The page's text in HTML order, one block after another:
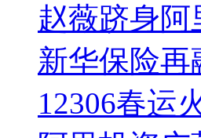
赵薇跻身
新华保险
12306春运